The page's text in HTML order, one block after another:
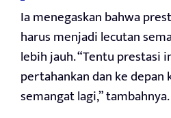
Ia menegaskan bahwa
harus menjadi lecutan
lebih jauh. “Tentu prestasi
pertahankan dan ke depan
semangat lagi,” tambahnya.